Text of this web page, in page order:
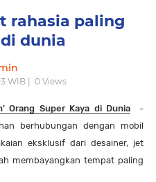
rahasia paling
dunia
WIB | 0Views
Orang Super Kaya di Dunia -
berhubungan dengan mobil
eksklusif dari desainer, jet
membayangkan tempat paling